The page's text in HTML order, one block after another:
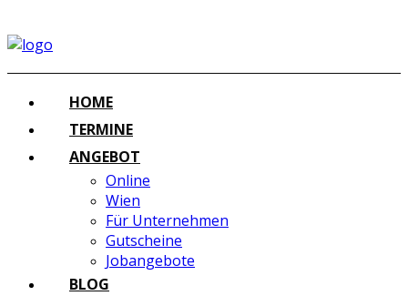
HOME
TERMINE
ANGEBOT
Online
Wien
Für Unternehmen
Gutscheine
Jobangebote
BLOG